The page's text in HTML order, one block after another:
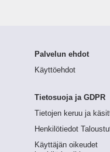
Palvelun ehdot
Käyttöehdot
Tietosuoja ja GDPR
Tietojen keruu ja
Henkilötiedot
Käyttäjän oikeudet